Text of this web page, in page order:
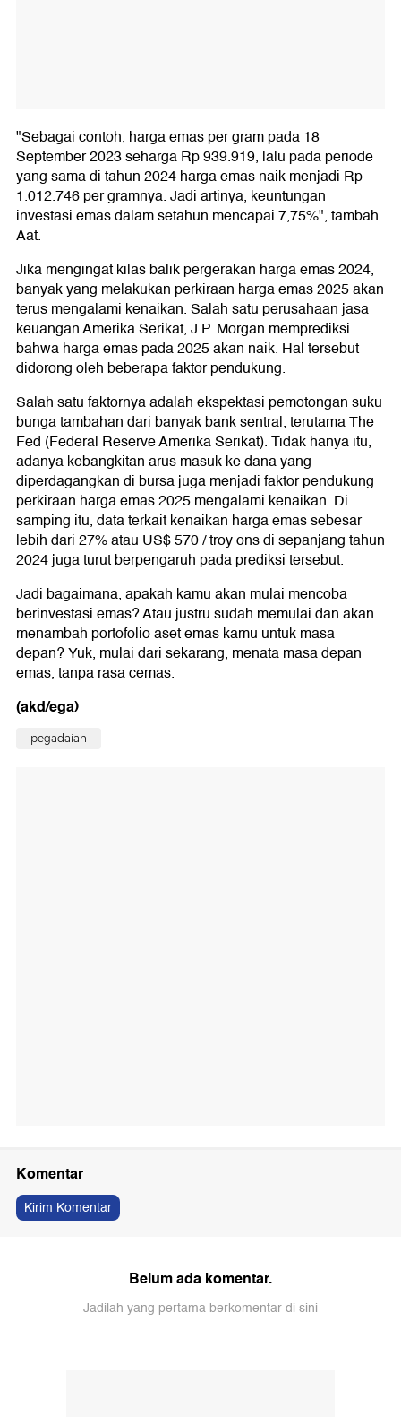
"Sebagai contoh, harga emas per gram pada 18
September 2023 seharga Rp 939.919, lalu pada periode
yang sama di tahun 2024 harga emas naik menjadi Rp
1.012.746 per gramnya. Jadi artinya, keuntungan
investasi emas dalam setahun mencapai 7,75%", tambah
Aat.
Jika mengingat kilas balik pergerakan harga emas 2024,
banyak yang melakukan perkiraan harga emas 2025 akan
terus mengalami kenaikan. Salah satu perusahaan jasa
keuangan Amerika Serikat, J.P. Morgan memprediksi
bahwa harga emas pada 2025 akan naik. Hal tersebut
didorong oleh beberapa faktor pendukung.
Salah satu faktornya adalah ekspektasi pemotongan suku
bunga tambahan dari banyak bank sentral, terutama The
Fed (Federal Reserve Amerika Serikat). Tidak hanya itu,
adanya kebangkitan arus masuk ke dana yang
diperdagangkan di bursa juga menjadi faktor pendukung
perkiraan harga emas 2025 mengalami kenaikan. Di
samping itu, data terkait kenaikan harga emas sebesar
lebih dari 27% atau US$ 570 / troy ons di sepanjang tahun
2024 juga turut berpengaruh pada prediksi tersebut.
Jadi bagaimana, apakah kamu akan mulai mencoba
berinvestasi emas? Atau justru sudah memulai dan akan
menambah portofolio aset emas kamu untuk masa
depan? Yuk, mulai dari sekarang, menata masa depan
emas, tanpa rasa cemas.
(akd/ega)
pegadaian
Komentar
Kirim Komentar
Belum ada komentar.
Jadilah yang pertama berkomentar di sini